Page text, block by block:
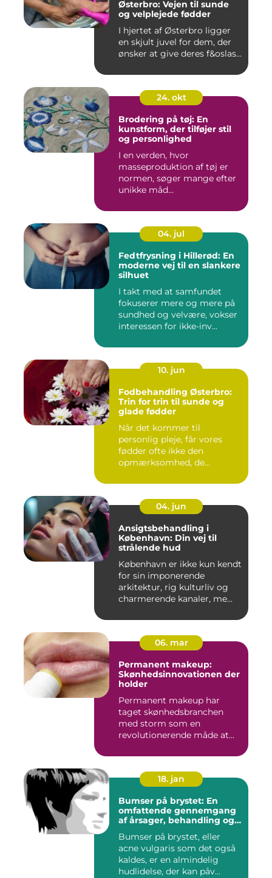
Østerbro: Vejen til sunde
og velplejede fødder
I hjertet af Østerbro ligger
en skjult juvel for dem, der
ønsker at give deres f&oslas...
24. okt
Brodering på tøj: En
kunstform, der tilføjer stil
og personlighed
I en verden, hvor
masseproduktion af tøj er
normen, søger mange efter
unikke måd...
04. jul
Fedtfrysning i Hillerød: En
moderne vej til en slankere
silhuet
I takt med at samfundet
fokuserer mere og mere på
sundhed og velvære, vokser
interessen for ikke-inv...
10. jun
Fodbehandling Østerbro:
Trin for trin til sunde og
glade fødder
Når det kommer til
personlig pleje, får vores
fødder ofte ikke den
opmærksomhed, de
04. jun
Ansigtsbehandling i
København: Din vej til
strålende hud
København er ikke kun kendt
for sin imponerende
arkitektur, rig kulturliv og
charmerende kanaler, me...
06. mar
Permanent makeup:
Skønhedsinnovationen der
holder
Permanent makeup har
taget skønhedsbranchen
med storm som en
revolutionerende måde at
18. jan
Bumser på brystet: En
omfattende gennemgang
af årsager, behandling og
Bumser på brystet, eller
acne vulgaris som det også
kaldes, er en almindelig
hudlidelse, der kan påv...